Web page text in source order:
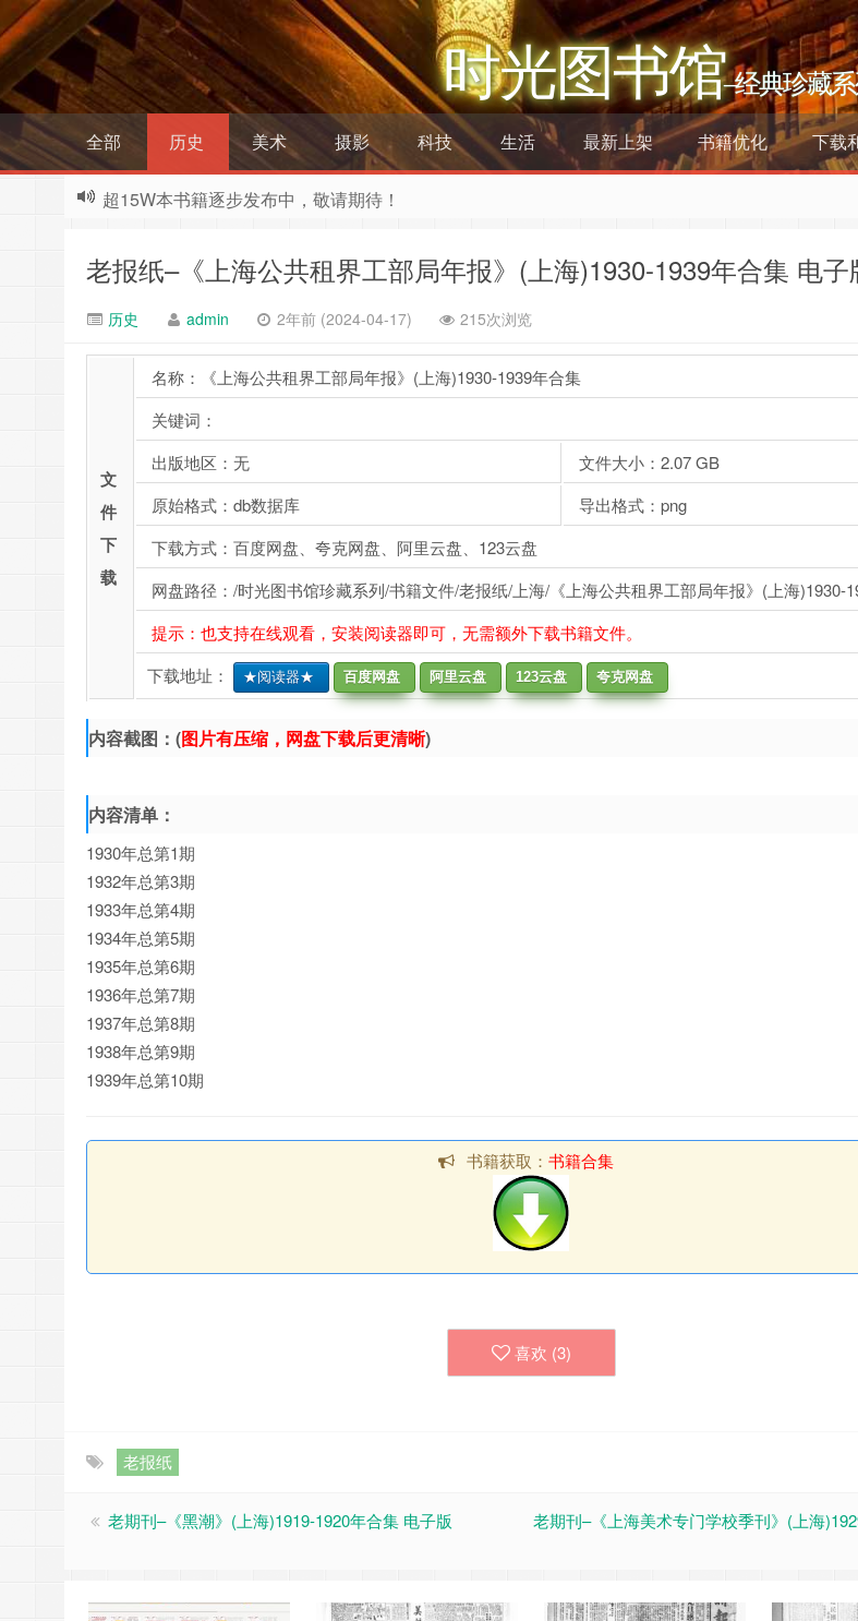
时光图书馆–经典珍藏
全部 历史 美术 摄影 科技 生活 最新上架 书籍优化 下载
超15W本书籍逐步发布中，敬请期待！
老报纸–《上海公共租界工部局年报》(上海)1930-1939年合集 电子
历史 admin 2年前 (2024-04-17) 215次浏览
文
件
下
载
名称：《上海公共租界工部局年报》(上海)1930-1939年合集
关键词：
出版地区：无
文件大小：2.07 GB
原始格式：db数据库
导出格式：png
下载方式：百度网盘、夸克网盘、阿里云盘、123云盘
网盘路径：/时光图书馆珍藏系列/书籍文件/老报纸/上海/《上海公共租界工部局年报》(上海)1930-
提示：也支持在线观看，安装阅读器即可，无需额外下载书籍文件。
下载地址：
★阅读器★ 百度网盘 阿里云盘 123云盘 夸克网盘
内容截图：(图片有压缩，网盘下载后更清晰)
内容清单：
1930年总第1期
1932年总第3期
1933年总第4期
1934年总第5期
1935年总第6期
1936年总第7期
1937年总第8期
1938年总第9期
1939年总第10期
书籍获取： 书籍合集
喜欢 (3)
老报纸
老期刊–《黑潮》(上海)1919-1920年合集 电子版
老期刊–《上海美术专门学校季刊》(上海